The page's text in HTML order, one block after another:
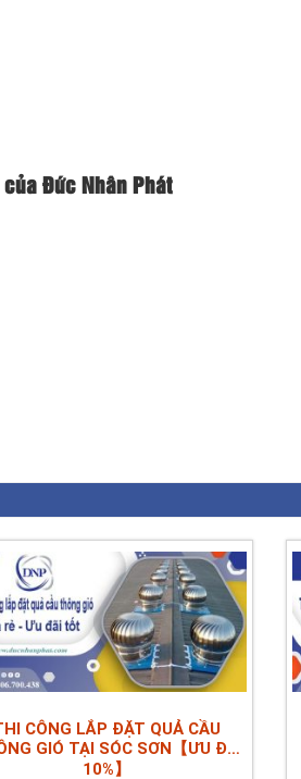
Đức Nhân Phát
CÔNG LẮP ĐẶT QUẢ CẦU
GIÓ TẠI SÓC SƠN【ƯU ĐÃI
10%】